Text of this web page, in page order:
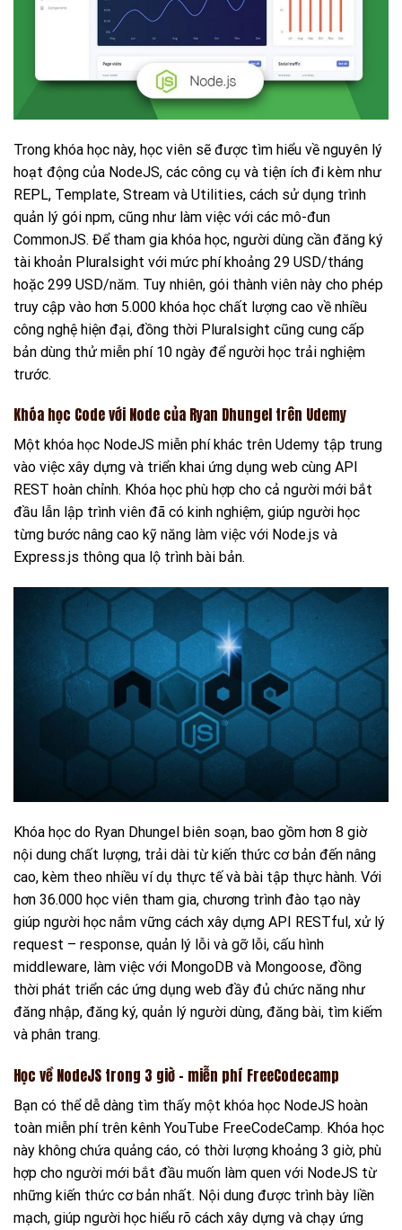
Trong khóa học này, học viên sẽ được tìm hiểu về nguyên lý
hoạt động của NodeJS, các công cụ và tiện ích đi kèm như
REPL, Template, Stream và Utilities, cách sử dụng trình
quản lý gói npm, cũng như làm việc với các mô-đun
CommonJS. Để tham gia khóa học, người dùng cần đăng ký
tài khoản Pluralsight với mức phí khoảng 29 USD/tháng
hoặc 299 USD/năm. Tuy nhiên, gói thành viên này cho phép
truy cập vào hơn 5.000 khóa học chất lượng cao về nhiều
công nghệ hiện đại, đồng thời Pluralsight cũng cung cấp
bản dùng thử miễn phí 10 ngày để người học trải nghiệm
trước.
Khóa học Code với Node của Ryan Dhungel trên Udemy
Một khóa học NodeJS miễn phí khác trên Udemy tập trung
vào việc xây dựng và triển khai ứng dụng web cùng API
REST hoàn chỉnh. Khóa học phù hợp cho cả người mới bắt
đầu lẫn lập trình viên đã có kinh nghiệm, giúp người học
từng bước nâng cao kỹ năng làm việc với Node.js và
Express.js thông qua lộ trình bài bản.
Khóa học do Ryan Dhungel biên soạn, bao gồm hơn 8 giờ
nội dung chất lượng, trải dài từ kiến thức cơ bản đến nâng
cao, kèm theo nhiều ví dụ thực tế và bài tập thực hành. Với
hơn 36.000 học viên tham gia, chương trình đào tạo này
giúp người học nắm vững cách xây dựng API RESTful, xử lý
request – response, quản lý lỗi và gỡ lỗi, cấu hình
middleware, làm việc với MongoDB và Mongoose, đồng
thời phát triển các ứng dụng web đầy đủ chức năng như
đăng nhập, đăng ký, quản lý người dùng, đăng bài, tìm kiếm
và phân trang.
Học về NodeJS trong 3 giờ – miễn phí FreeCodecamp
Bạn có thể dễ dàng tìm thấy một khóa học NodeJS hoàn
toàn miễn phí trên kênh YouTube FreeCodeCamp. Khóa học
này không chứa quảng cáo, có thời lượng khoảng 3 giờ, phù
hợp cho người mới bắt đầu muốn làm quen với NodeJS từ
những kiến thức cơ bản nhất. Nội dung được trình bày liền
mạch, giúp người học hiểu rõ cách xây dựng và chạy ứng